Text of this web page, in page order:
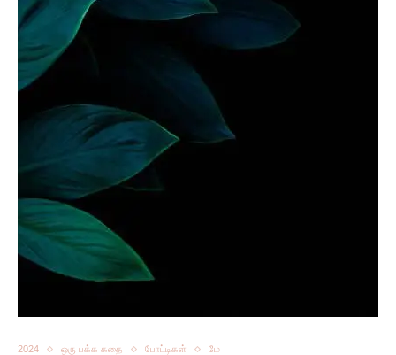
2024 ஒரு பக்க கதை போட்டிகள் மே